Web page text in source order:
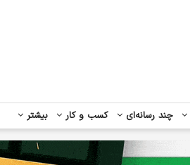
چند رسانه‌ای کسب و کار بیشتر